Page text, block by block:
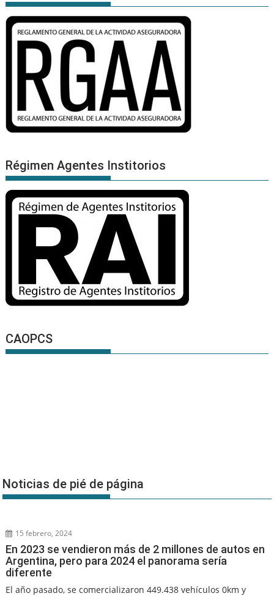
Régimen Agentes Institorios
CAOPCS
Noticias de pié de página
15 febrero, 2024
En 2023 se vendieron más de 2 millones de autos en
Argentina, pero para 2024 el panorama sería
diferente
El año pasado, se comercializaron 449.438 vehículos 0km y